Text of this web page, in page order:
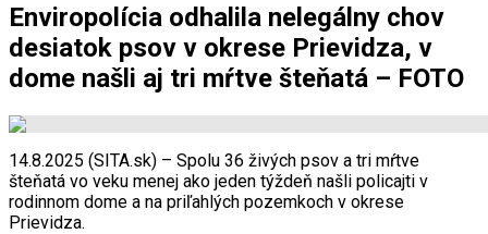
Enviropolícia odhalila nelegálny chov
desiatok psov v okrese Prievidza, v
dome našli aj tri mŕtve šteňatá – FOTO
14.8.2025 (SITA.sk) – Spolu 36 živých psov a tri mŕtve
šteňatá vo veku menej ako jeden týždeň našli policajti v
rodinnom dome a na priľahlých pozemkoch v okrese
Prievidza.